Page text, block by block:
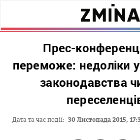
Прес-
переможе: недоліки
законодавства
Дата та час події: 30 Листопада 2015,